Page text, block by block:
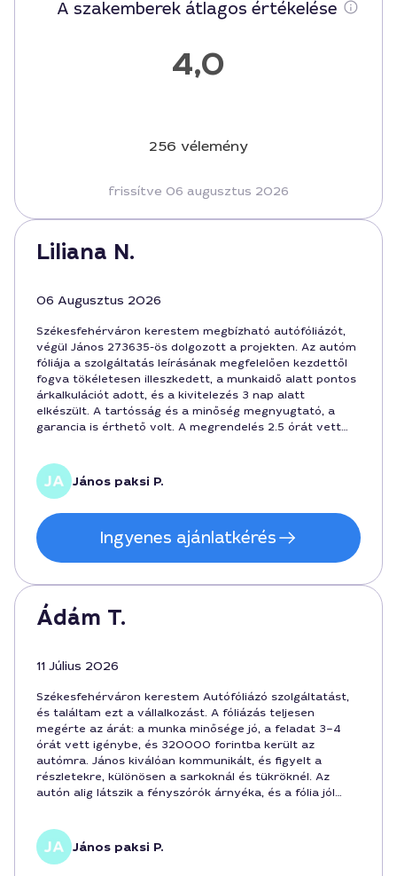
A szakemberek átlagos értékelése
4,0
256 vélemény
frissítve 06 augusztus 2026
Liliana N.
06 Augusztus 2026
Székesfehérváron kerestem megbízható autófóliázót,
végül János 273635-ös dolgozott a projekten. Az autóm
fóliája a szolgáltatás leírásának megfelelően kezdettől
fogva tökéletesen illeszkedett, a munkaidő alatt pontos
árkalkulációt adott, és a kivitelezés 3 nap alatt
elkészült. A tartósság és a minőség megnyugtató, a
garancia is érthető volt. A megrendelés 2.5 órát vett
János paksi P.
Ingyenes ajánlatkérés
Ádám T.
11 Július 2026
Székesfehérváron kerestem Autófóliázó szolgáltatást,
és találtam ezt a vállalkozást. A fóliázás teljesen
megérte az árát: a munka minősége jó, a feladat 3–4
órát vett igénybe, és 320000 forintba került az
autómra. János kiválóan kommunikált, és figyelt a
részletekre, különösen a sarkoknál és tükröknél. Az
autón alig látszik a fényszórók árnyéka, és a fólia jól
professzionális munkával, köszönöm a gondoskodó
hozzáállást és a pontos ütemtervet.
János paksi P.